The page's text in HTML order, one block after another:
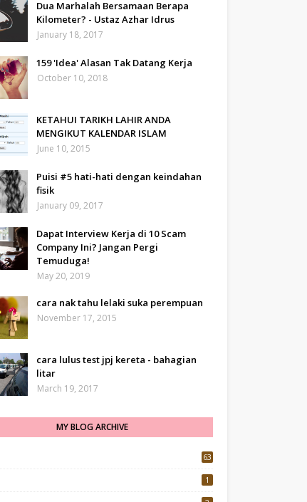
Dua Marhalah Bersamaan Berapa
Kilometer? - Ustaz Azhar Idrus
January 18, 2017
159 'Idea' Alasan Tak Datang Kerja
October 10, 2018
KETAHUI TARIKH LAHIR ANDA
MENGIKUT KALENDAR ISLAM
June 10, 2015
Puisi #5 hati-hati dengan keindahan
fisik
January 09, 2017
Dapat Interview Kerja di 10 Scam
Company Ini? Jangan Pergi
Temuduga!
May 20, 2019
cara nak tahu lelaki suka perempuan
November 17, 2015
cara lulus test jpj kereta - bahagian
litar
March 19, 2017
MY BLOG ARCHIVE
63
1